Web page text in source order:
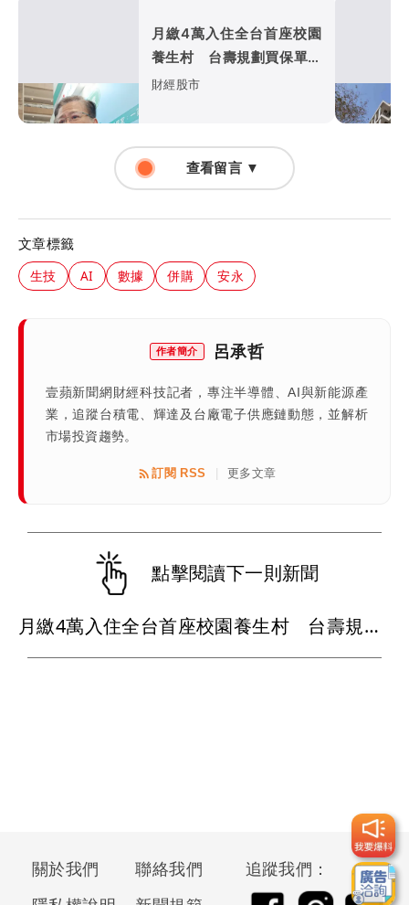
月繳4萬入住全台首座校園
養生村 台壽規劃買保單可
「跳住」北中南養生宅
財經股市
查看留言 ▼
文章標籤
生技 AI 數據 併購 安永
作者簡介 呂承哲
壹蘋新聞網財經科技記者，專注半導體、AI與新能源產
業，追蹤台積電、輝達及台廠電子供應鏈動態，並解析
市場投資趨勢。
訂閱 RSS 更多文章
點擊閱讀下一則新聞
月繳4萬入住全台首座校園養生村 台壽規劃買保單可「跳住」北中南養生宅
關於我們
聯絡我們
追蹤我們：